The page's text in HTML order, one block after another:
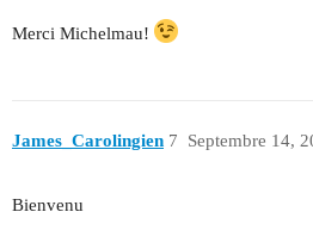
Merci Michelmau!
James_Carolingien Septembre 14,
7
Bienvenu